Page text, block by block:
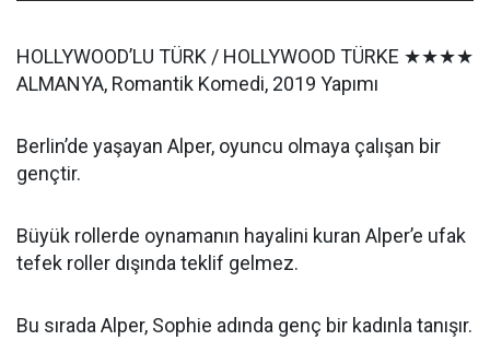
HOLLYWOOD’LU TÜRK / HOLLYWOOD TÜRKE ★★★★
ALMANYA, Romantik Komedi, 2019 Yapımı
Berlin’de yaşayan Alper, oyuncu olmaya çalışan bir
gençtir.
Büyük rollerde oynamanın hayalini kuran Alper’e ufak
tefek roller dışında teklif gelmez.
Bu sırada Alper, Sophie adında genç bir kadınla tanışır.